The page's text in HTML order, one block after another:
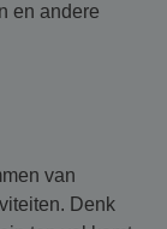
en andere
van
Denk